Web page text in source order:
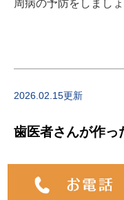
周病の予防をしましょ
2026.02.15更新
歯医者さんが作っ
こんにちは、八幡西
です。